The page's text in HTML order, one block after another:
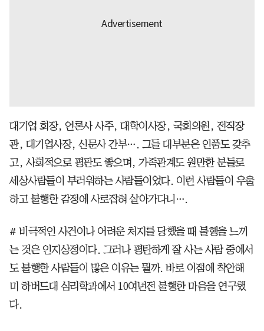
대기업 회장, 언론사 사주, 대학이사장, 국회의원, 전직장
관, 대기업사장, 신문사 간부…. 그들 대부분은 인품도 갖추
고, 사회적으로 평판도 좋으며, 가족관계도 원만한 분들로
세상사람들이 부러워하는 사람들이었다. 이런 사람들이 우울
하고 불행한 감정에 사로잡혀 살아가다니….
# 비극적인 사건이나 어려운 처지를 당했을 때 불행을 느끼
는 것은 인지상정이다. 그러나 평탄하게 잘 사는 사람 중에서
도 불행한 사람들이 많은 이유는 뭘까. 바로 이점에 착안해
미 하버드대 심리학과에서 10여년전 불행한 마음을 연구했
다.